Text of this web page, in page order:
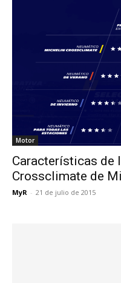
Motor
Características de
Crossclimate de
MyR - 21 de julio de 2015